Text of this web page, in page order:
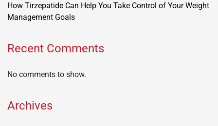
How Tirzepatide Can Help You Take Control of Your Weight
Management Goals
Recent Comments
No comments to show.
Archives